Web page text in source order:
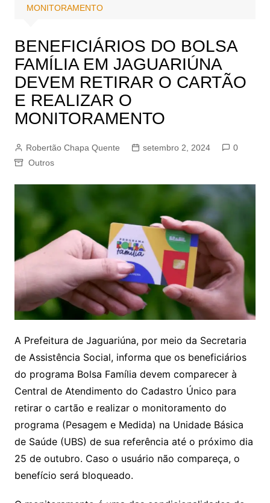
MONITORAMENTO
BENEFICIÁRIOS DO BOLSA
FAMÍLIA EM JAGUARIÚNA
DEVEM RETIRAR O CARTÃO
E REALIZAR O
MONITORAMENTO
Robertão Chapa Quente setembro 2, 2024
0
Outros
A Prefeitura de Jaguariúna, por meio da Secretaria
de Assistência Social, informa que os beneficiários
do programa Bolsa Família devem comparecer à
Central de Atendimento do Cadastro Único para
retirar o cartão e realizar o monitoramento do
programa (Pesagem e Medida) na Unidade Básica
de Saúde (UBS) de sua referência até o próximo dia
25 de outubro. Caso o usuário não compareça, o
benefício será bloqueado.